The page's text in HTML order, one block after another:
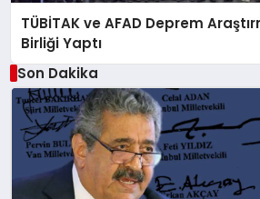
TÜBİTAK ve AFAD Deprem
Birliği Yaptı
Son Dakika